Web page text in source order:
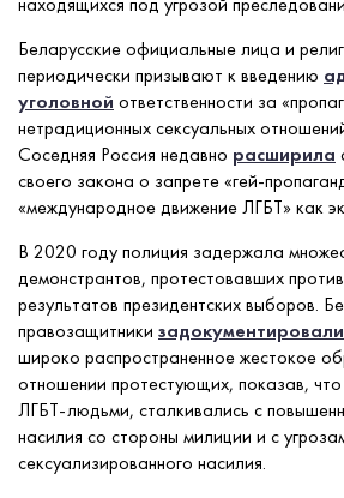
Беларусские официальные лица и
периодически призывают к введению
уголовной ответственности за
нетрадиционных сексуальных
Соседняя Россия недавно расширила
своего закона о запрете «гей-
«международное движение ЛГБТ» как
В 2020 году полиция задержала
демонстрантов, протестовавших
результатов президентских выборов.
правозащитники задокументировали
широко распространенное жестокое
отношении протестующих, показав, что
ЛГБТ-людьми, сталкивались с
насилия со стороны милиции и с
сексуализированного насилия.